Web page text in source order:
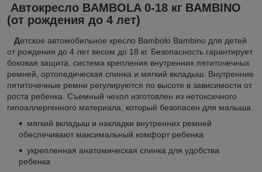
Автокресло BAMBOLA 0-18 кг BAMBINO
(от рождения до 4 лет)
Детское автомобильное кресло Bambolo Bambino для детей
от рождения до 4 лет весом до 18 кг. Безопасность гарантирует
боковая защита, система крепления внутренних пятиточечных
ремней, ортопедическая спинка и мягкий вкладыш. Внутренние
пятиточечные ремни регулируются по высоте в зависимости от
роста ребенка. Съемный чехол изготовлен из нетоксичного
гипоаллергенного материала, который безопасен для малыша.
мягкий вкладыш и накладки внутренних ремней
обеспечивают максимальный комфорт ребенка
укрепленная анатомическая спинка для удобства
ребенка